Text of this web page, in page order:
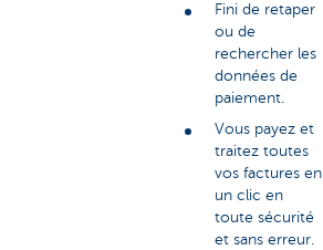
Fini de retaper
ou de
rechercher les
données de
paiement.
Vous payez et
traitez toutes
vos factures en
un clic en
toute sécurité
et sans erreur.